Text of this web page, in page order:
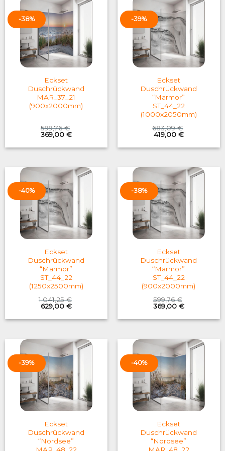
-38%
Eckset
Duschrückwand
MAR_37_21
(900x2000mm)
599,76€
Original
price
was:
369,00 €Current
is:
-39%
Eckset
Duschrückwand
“Marmor”
ST_44_22
(1000x2050mm)
683,09€
Original
price
was:
419,00 €Current
is:
-40%
Eckset
Duschrückwand
“Marmor”
ST_44_22
(1250x2500mm)
1.041,25€
Original
price
was:
629,00 €Current
is:
-38%
Eckset
Duschrückwand
“Marmor”
ST_44_22
(900x2000mm)
599,76€
Original
price
was:
369,00 €Current
is:
-39%
Eckset
Duschrückwand
“Nordsee”
-40%
Eckset
Duschrückwand
“Nordsee”